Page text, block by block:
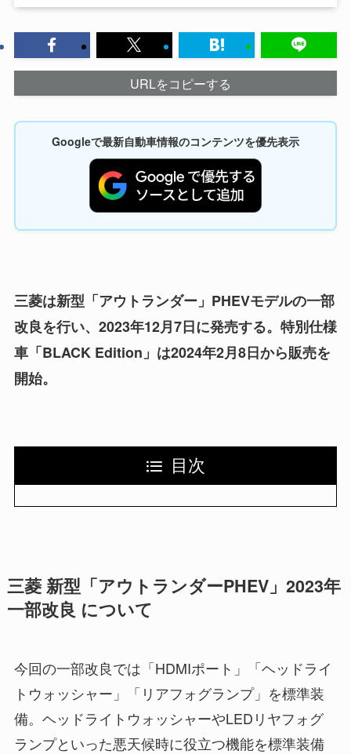
URLをコピーする
Googleで最新自動車情報のコンテンツを優先表示
三菱は新型「アウトランダー」PHEVモデルの一部
改良を行い、2023年12月7日に発売する。特別仕様
車「BLACK Edition」は2024年2月8日から販売を
開始。
目次
三菱 新型「アウトランダーPHEV」2023年
一部改良 について
今回の一部改良では「HDMIポート」「ヘッドライ
トウォッシャー」「リアフォグランプ」を標準装
備。ヘッドライトウォッシャーやLEDリヤフォグ
ランプといった悪天候時に役立つ機能を標準装備